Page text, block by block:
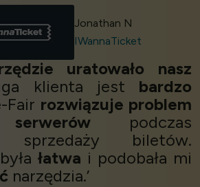
Jonathan N
IWannaTicket
uratowało nasz
klienta jest bardzo
Fair rozwiązuje problem
podczas
sprzedaży biletów.
łatwa i podobała mi
narzędzia.’